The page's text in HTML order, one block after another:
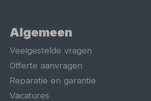
Algemeen
Veelgestelde vragen
Offerte aanvragen
Reparatie en garantie
Vacatures